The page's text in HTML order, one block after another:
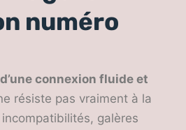
numéro
connexion fluide et
résiste pas vraiment à la
galères